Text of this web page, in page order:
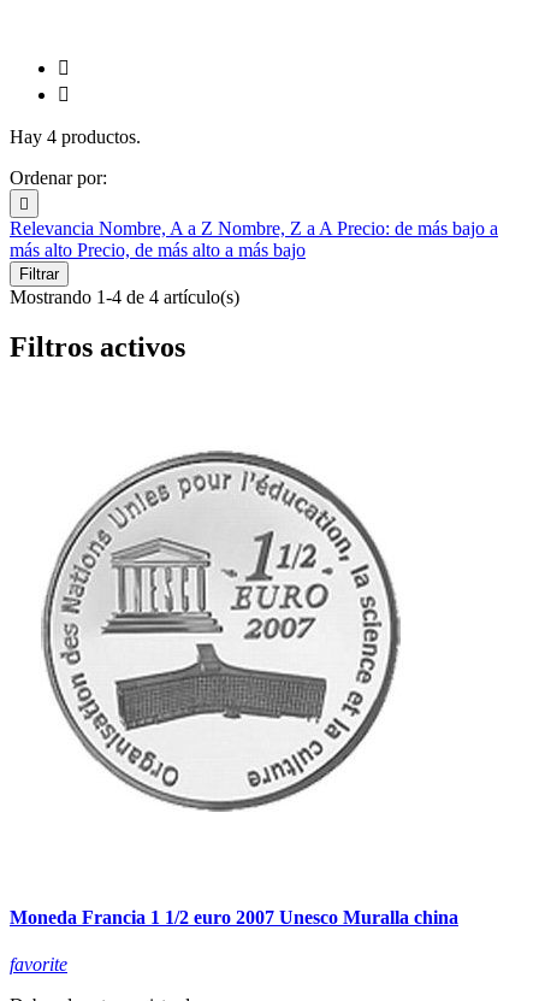


Hay 4 productos.
Ordenar por:

Relevancia Nombre, A a Z Nombre, Z a A Precio: de más bajo a
más alto Precio, de más alto a más bajo
Filtrar
Mostrando 1-4 de 4 artículo(s)
Filtros activos
Moneda Francia 1 1/2 euro 2007 Unesco Muralla china
favorite